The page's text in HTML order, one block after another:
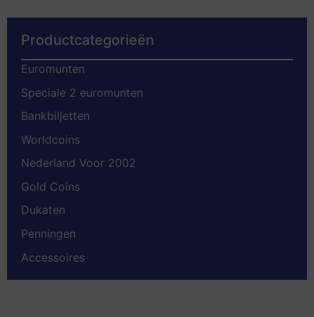
Productcategorieën
Euromunten
Speciale 2 euromunten
Bankbiljetten
Worldcoins
Nederland Voor 2002
Gold Coins
Dukaten
Penningen
Accessoires